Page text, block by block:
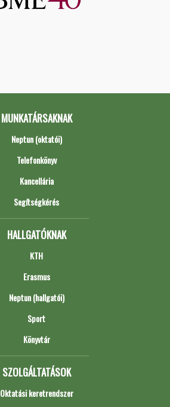
MUNKATÁRSAKNAK
Neptun (oktatói)
Telefonkönyv
Kancellária
Segítségkérés
HALLGATÓKNAK
KTH
Erasmus
Neptun (hallgatói)
Sport
Könyvtár
SZOLGÁLTATÁSOK
Oktatási keretrendszer